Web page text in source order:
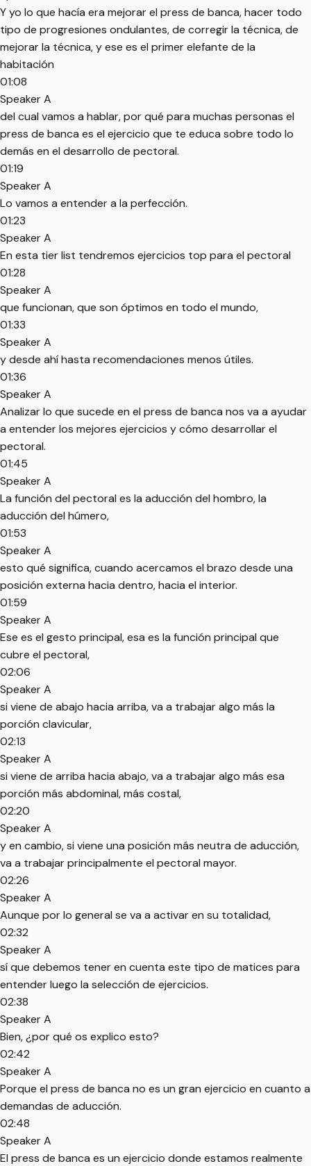
Y yo lo que hacía era mejorar el press de banca, hacer todo
tipo de progresiones ondulantes, de corregir la técnica, de
mejorar la técnica, y ese es el primer elefante de la
habitación
01:08
Speaker A
del cual vamos a hablar, por qué para muchas personas el
press de banca es el ejercicio que te educa sobre todo lo
demás en el desarrollo de pectoral.
01:19
Speaker A
Lo vamos a entender a la perfección.
01:23
Speaker A
En esta tier list tendremos ejercicios top para el pectoral
01:28
Speaker A
que funcionan, que son óptimos en todo el mundo,
01:33
Speaker A
y desde ahí hasta recomendaciones menos útiles.
01:36
Speaker A
Analizar lo que sucede en el press de banca nos va a ayudar
a entender los mejores ejercicios y cómo desarrollar el
pectoral.
01:45
Speaker A
La función del pectoral es la aducción del hombro, la
aducción del húmero,
01:53
Speaker A
esto qué significa, cuando acercamos el brazo desde una
posición externa hacia dentro, hacia el interior.
01:59
Speaker A
Ese es el gesto principal, esa es la función principal que
cubre el pectoral,
02:06
Speaker A
si viene de abajo hacia arriba, va a trabajar algo más la
porción clavicular,
02:13
Speaker A
si viene de arriba hacia abajo, va a trabajar algo más esa
porción más abdominal, más costal,
02:20
Speaker A
y en cambio, si viene una posición más neutra de aducción,
va a trabajar principalmente el pectoral mayor.
02:26
Speaker A
Aunque por lo general se va a activar en su totalidad,
02:32
Speaker A
sí que debemos tener en cuenta este tipo de matices para
entender luego la selección de ejercicios.
02:38
Speaker A
Bien, ¿por qué os explico esto?
02:42
Speaker A
Porque el press de banca no es un gran ejercicio en cuanto a
demandas de aducción.
02:48
Speaker A
El press de banca es un ejercicio donde estamos realmente